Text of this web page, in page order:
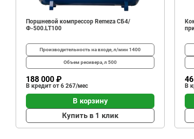
Поршневой компрессор Remeza СБ4/
Ф-500.LT100
Производительность на входе, л/мин 1400
Объем ресивера, л 500
188 000 ₽
В кредит от 6 267/мес
В корзину
Купить в 1 клик
В